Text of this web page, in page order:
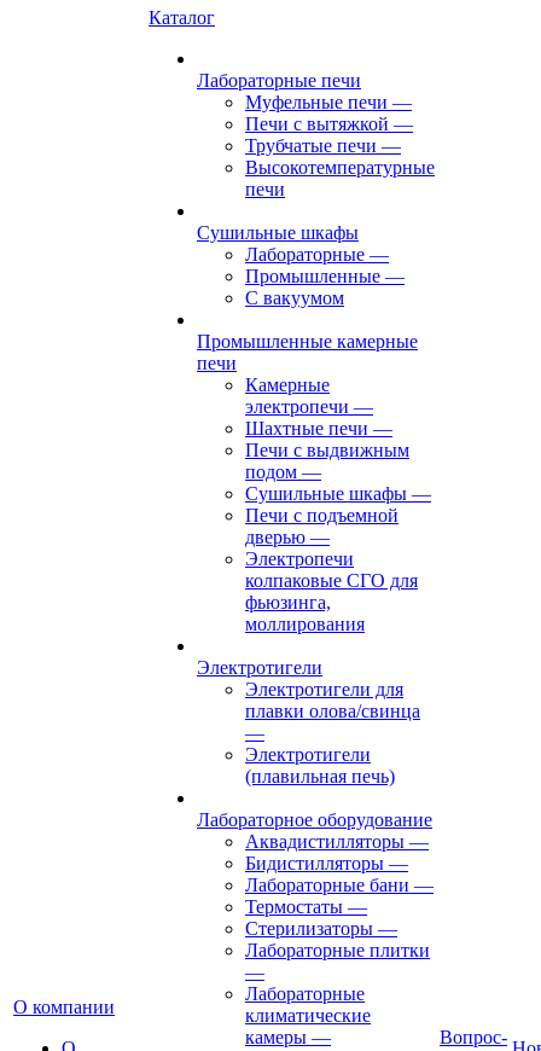
О компании
Каталог
Лабораторные печи
Муфельные печи —
Печи с вытяжкой —
Трубчатые печи —
Высокотемпературные
печи
Сушильные шкафы
Лабораторные —
Промышленные —
С вакуумом
Промышленные камерные
печи
Камерные
электропечи —
Шахтные печи —
Печи с выдвижным
подом —
Сушильные шкафы —
Печи с подъемной
дверью —
Электропечи
колпаковые СГО для
фьюзинга,
моллирования
Электротигели
Электротигели для
плавки олова/свинца
—
Электротигели
(плавильная печь)
Лабораторное оборудование
Аквадистилляторы —
Бидистилляторы —
Лабораторные бани —
Термостаты —
Стерилизаторы —
Лабораторные плитки
—
Лабораторные
климатические
камеры —
Вопрос-